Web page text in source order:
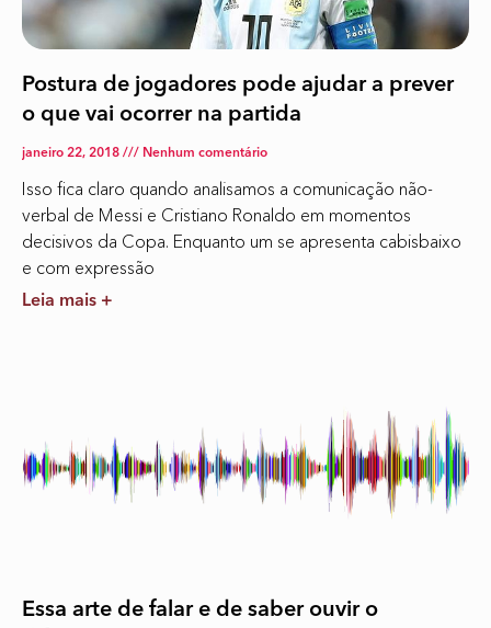
Postura de jogadores pode ajudar a prever
o que vai ocorrer na partida
janeiro 22, 2018 Nenhum comentário
Isso fica claro quando analisamos a comunicação não-
verbal de Messi e Cristiano Ronaldo em momentos
decisivos da Copa. Enquanto um se apresenta cabisbaixo
e com expressão
Leia mais +
Essa arte de falar e de saber ouvir o